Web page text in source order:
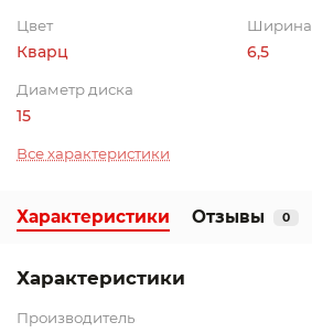
Цвет
Кварц
Ширина
6,5
Диаметр диска
15
Все характеристики
Характеристики Отзывы 0
Характеристики
Производитель